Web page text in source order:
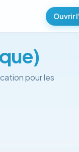
Ouvrir
pour les